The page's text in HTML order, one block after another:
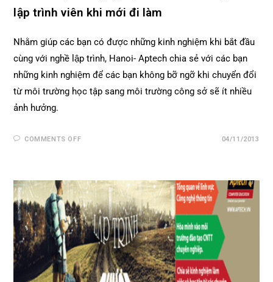
lập trình viên khi mới đi làm
Nhằm giúp các bạn có được những kinh nghiệm khi bắt đầu
cùng với nghề lập trình, Hanoi- Aptech chia sẻ với các bạn
những kinh nghiệm để các bạn không bỡ ngỡ khi chuyển đổi
từ môi trường học tập sang môi trường công sở sẽ ít nhiều
ảnh hưởng.
COMMENTS OFF 04/11/2013